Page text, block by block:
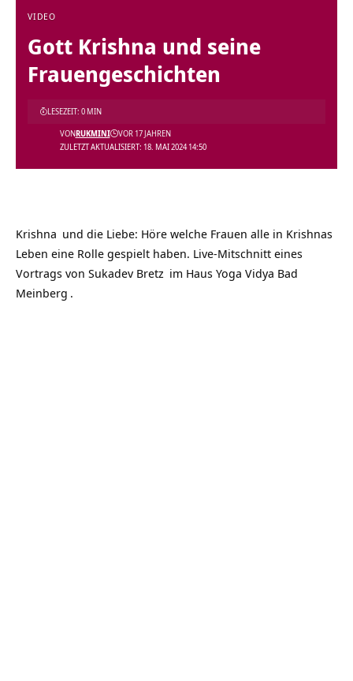
VIDEO
Gott Krishna und seine
Frauengeschichten
ZULETZT AKTUALISIERT: 18. MAI 2024 14:50
VONRUKMINI VOR 17 JAHREN
LESEZEIT: 0 MIN
Krishna und die Liebe: Höre welche Frauen alle in Krishnas
Leben eine Rolle gespielt haben. Live-Mitschnitt eines
Vortrags von Sukadev Bretz im Haus Yoga Vidya Bad
Meinberg .